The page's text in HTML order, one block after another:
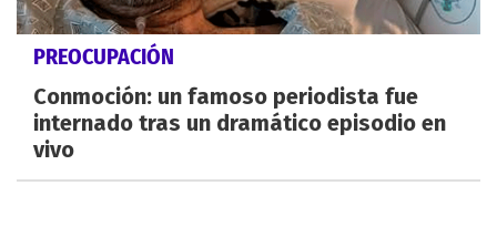
PREOCUPACIÓN
Conmoción: un famoso periodista fue
internado tras un dramático episodio en
vivo